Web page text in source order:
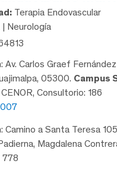
Terapia Endovascular
Neurología
Av. Carlos Graef
05300. Campus
Consultorio: 186
Camino a Santa Teresa
Magdalena
778